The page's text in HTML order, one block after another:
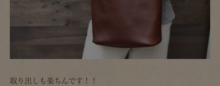
取り出しも楽ちんです！！